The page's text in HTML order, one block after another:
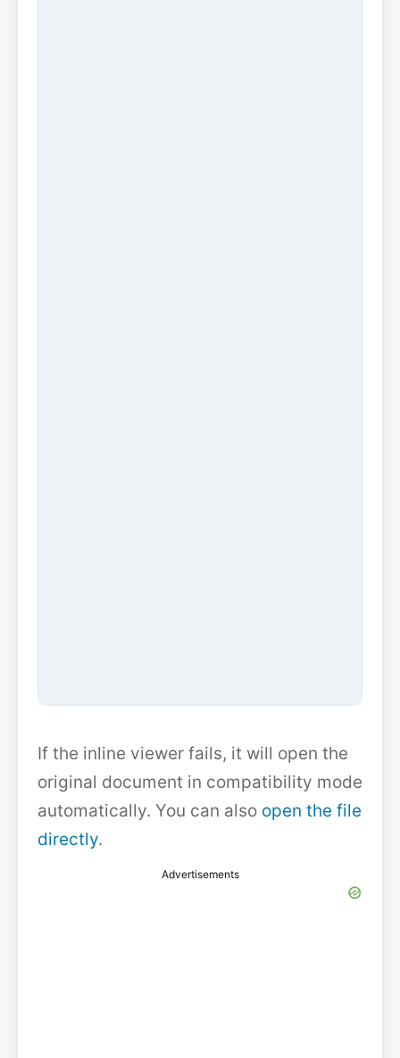
If the inline viewer fails, it will open the
original document in compatibility mode
automatically. You can also open the file
directly.
Advertisements